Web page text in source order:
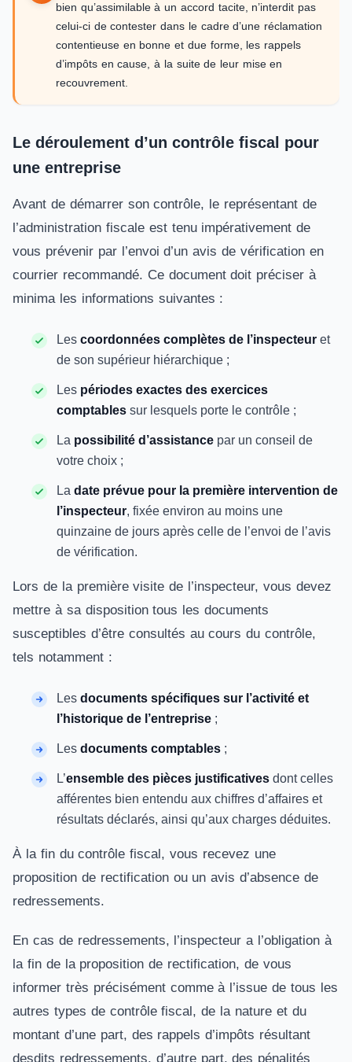
bien qu’assimilable à un accord tacite, n’interdit pas
celui-ci de contester dans le cadre d’une réclamation
contentieuse en bonne et due forme, les rappels
d’impôts en cause, à la suite de leur mise en
recouvrement.
Le déroulement d’un contrôle fiscal pour
une entreprise
Avant de démarrer son contrôle, le représentant de
l’administration fiscale est tenu impérativement de
vous prévenir par l’envoi d’un avis de vérification en
courrier recommandé. Ce document doit préciser à
minima les informations suivantes :
Les coordonnées complètes de l’inspecteur et
de son supérieur hiérarchique ;
Les périodes exactes des exercices
comptables sur lesquels porte le contrôle ;
La possibilité d’assistance par un conseil de
votre choix ;
La date prévue pour la première intervention de
l’inspecteur, fixée environ au moins une
quinzaine de jours après celle de l’envoi de l’avis
de vérification.
Lors de la première visite de l’inspecteur, vous devez
mettre à sa disposition tous les documents
susceptibles d’être consultés au cours du contrôle,
tels notamment :
Les documents spécifiques sur l’activité et
l’historique de l’entreprise ;
Les documents comptables ;
L’ensemble des pièces justificatives dont celles
afférentes bien entendu aux chiffres d’affaires et
résultats déclarés, ainsi qu’aux charges déduites.
À la fin du contrôle fiscal, vous recevez une
proposition de rectification ou un avis d’absence de
redressements.
En cas de redressements, l’inspecteur a l’obligation à
la fin de la proposition de rectification, de vous
informer très précisément comme à l’issue de tous les
autres types de contrôle fiscal, de la nature et du
montant d’une part, des rappels d’impôts résultant
desdits redressements, d’autre part, des pénalités